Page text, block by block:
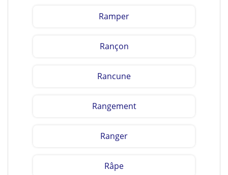
Ramper
Rançon
Rancune
Rangement
Ranger
Râpe